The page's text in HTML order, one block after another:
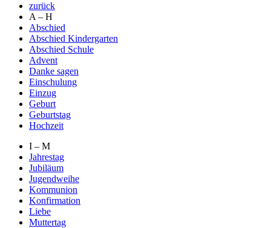
zurück
A – H
Abschied
Abschied Kindergarten
Abschied Schule
Advent
Danke sagen
Einschulung
Einzug
Geburt
Geburtstag
Hochzeit
I – M
Jahrestag
Jubiläum
Jugendweihe
Kommunion
Konfirmation
Liebe
Muttertag